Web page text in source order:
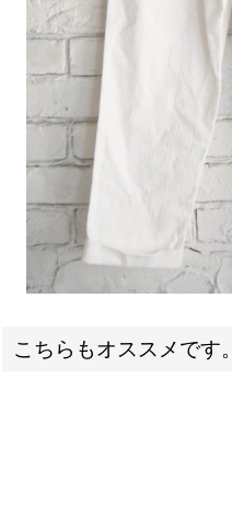
こちらもオススメです。